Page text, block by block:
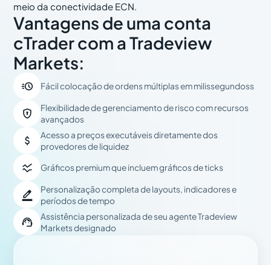
meio da conectividade ECN.
Vantagens de uma conta
cTrader com a Tradeview
Markets:
 Fácil colocação de ordens múltiplas em milissegundoss

Flexibilidade de gerenciamento de risco com recursos
avançados

Acesso a preços executáveis diretamente dos
provedores de liquidez
 Gráficos premium que incluem gráficos de ticks

Personalização completa de layouts, indicadores e
períodos de tempo

Assistência personalizada de seu agente Tradeview
Markets designado